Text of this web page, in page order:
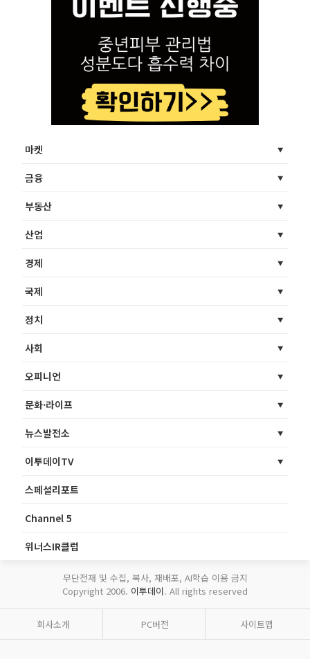
마켓
금융
부동산
산업
경제
국제
정치
사회
오피니언
문화·라이프
뉴스발전소
이투데이TV
스페셜리포트
Channel 5
위너스IR클럽
무단전재 및 수집, 복사, 재배포, AI학습 이용 금지
Copyright 2006. 이투데이. All rights reserved
회사소개 PC버전 사이트맵